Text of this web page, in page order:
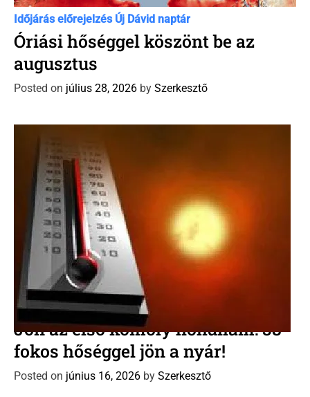
C
a
t
e
g
Időjárás előrejelzés Új Dávid naptár
Óriási hőséggel köszönt be az
augusztus
Posted on július 28, 2026 by Szerkesztő
C
a
t
e
g
Időjárás előrejelzés Új Dávid naptár
Jön az első komoly hőhullám: 38
fokos hőséggel jön a nyár!
Posted on június 16, 2026 by Szerkesztő